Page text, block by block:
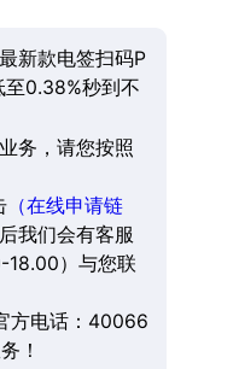
新款电签扫码P
至0.38%秒到不
务，请您按照
（在线申请链
我们会有客服
18.00）与您联
方电话：40066
！